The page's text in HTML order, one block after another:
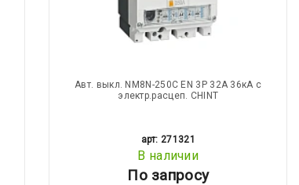
Авт. выкл. NM8N-250C EN 3Р 32А 36кА с
электр.расцеп. CHINT
арт: 271321
В наличии
По запросу